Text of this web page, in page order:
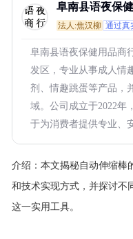
阜南县语夜保
法人:焦汉柳 通过真
阜南县语夜保健用品商
发区，专业从事成人情
剂、情趣跳蛋等产品，
域。公司成立于2022年
于为消费者提供专业、
介绍： 本文揭秘自动伸缩棒
和技术实现方式，并探讨不
这一实用工具。